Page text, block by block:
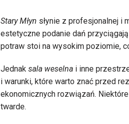
Stary Młyn słynie z profesjonalnej i
estetyczne podanie dań
potraw stoi na wysokim poziomie,
Jednak sala weselnai inne
i warunki, które warto znać przed
ekonomicznych rozwiązań.
twarde.